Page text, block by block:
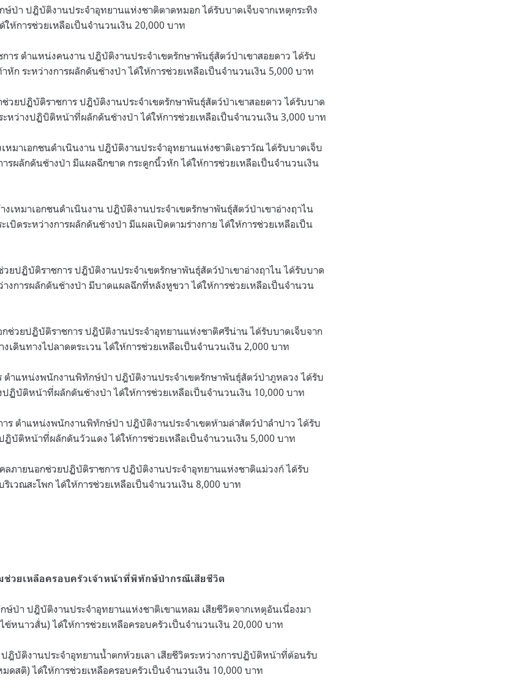
ป่า ปฎิบัติงานประจำอุทยานแห่งชาติตาดหมอก ได้รับบาดเจ็บจากเหตุกระทิง
ห้การช่วยเหลือเป็นจำนวนเงิน 20,000 บาท
าร ตำแหน่งคนงาน ปฎิบัติงานประจำเขตรักษาพันธุ์สัตว์ป่าเขาสอยดาว ได้รับ
หัก ระหว่างการผลักดันช้างป่า ได้ให้การช่วยเหลือเป็นจำนวนเงิน 5,000 บาท
ยปฏิบัติราชการ ปฎิบัติงานประจำเขตรักษาพันธุ์สัตว์ป่าเขาสอยดาว ได้รับบาด
ะหว่างปฏิบิติหน้าที่ผลักดันช้างป่า ได้ให้การช่วยเหลือเป็นจำนวนเงิน 3,000 บาท
หมาเอกชนดำเนินงาน ปฎิบัติงานประจำอุทยานแห่งชาติเอราวัณ ได้รับบาดเจ็บ
ารผลักดันช้างป่า มีแผลฉีกขาด กระดูกนิ้วหัก ได้ให้การช่วยเหลือเป็นจำนวนเงิน
เหมาเอกชนดำเนินงาน ปฎิบัติงานประจำเขตรักษาพันธุ์สัตว์ป่าเขาอ่างฤาไน
บิดระหว่างการผลักดันช้างป่า มีแผลเปิดตามร่างกาย ได้ให้การช่วยเหลือเป็น
ยปฏิบัติราชการ ปฎิบัติงานประจำเขตรักษาพันธุ์สัตว์ป่าเขาอ่างฤาไน ได้รับบาด
างการผลักดันช้างป่า มีบาดแผลฉีกที่หลังหูขวา ได้ให้การช่วยเหลือเป็นจำนวน
ช่วยปฏิบัติราชการ ปฎิบัติงานประจำอุทยานแห่งชาติศรีน่าน ได้รับบาดเจ็บจาก
เดินทางไปลาดตระเวน ได้ให้การช่วยเหลือเป็นจำนวนเงิน 2,000 บาท
ตำแหน่งพนักงานพิทักษ์ป่า ปฎิบัติงานประจำเขตรักษาพันธุ์สัตว์ป่าภูหลวง ได้รับ
ปฏิบัติหน้าที่ผลักดันช้างป่า ได้ให้การช่วยเหลือเป็นจำนวนเงิน 10,000 บาท
ร ตำแหน่งพนักงานพิทักษ์ป่า ปฎิบัติงานประจำเขตห้ามล่าสัตว์ป่าลำปาว ได้รับ
ฏิบัติหน้าที่ผลักดันวัวแดง ได้ให้การช่วยเหลือเป็นจำนวนเงิน 5,000 บาท
ภายนอกช่วยปฏิบัติราชการ ปฎิบัติงานประจำอุทยานแห่งชาติแม่วงก์ ได้รับ
เวณสะโพก ได้ให้การช่วยเหลือเป็นจำนวนเงิน 8,000 บาท
ช่วยเหลือครอบครัวเจ้าหน้าที่พิทักษ์ป่ากรณีเสียชีวิต
ป่า ปฎิบัติงานประจำอุทยานแห่งชาติเขาแหลม เสียชีวิตจากเหตุอันเนื่องมา
ข้หนาวสั่น) ได้ให้การช่วยเหลือครอบครัวเป็นจำนวนเงิน 20,000 บาท
ฎิบัติงานประจำอุทยานน้ำตกห้วยเลา เสียชีวิตระหว่างการปฏิบัติหน้าที่ต้อนรับ
ดสติ) ได้ให้การช่วยเหลือครอบครัวเป็นจำนวนเงิน 10,000 บาท